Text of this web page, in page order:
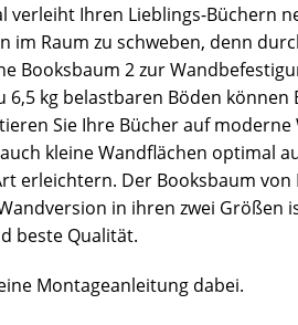
Ihren Lieblings-Büchern
Raum zu schweben, denn
Booksbaum 2 zur
kg belastbaren Böden
Sie Ihre Bücher auf
kleine Wandflächen optimal
erleichtern. Der Booksbaum
in ihren zwei Größen
beste Qualität.
Montageanleitung dabei.